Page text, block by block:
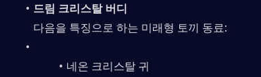
드림 크리스탈 버디
다음을 특징으로 하는 미래형 토끼 동료:
네온 크리스탈 귀